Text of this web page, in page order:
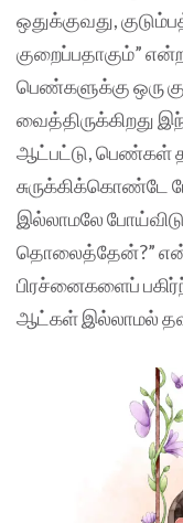
ஒதுக்குவது,
குறைப்பதாகும்”
பெண்களுக்கு ஒரு
வைத்திருக்கிறது
ஆட்பட்டு, பெண்கள்
சுருக்கிக்கொண்டே
இல்லாமலே
தொலைத்தேன்?”
பிரச்னைகளைப்
ஆட்கள் இல்லாமல்